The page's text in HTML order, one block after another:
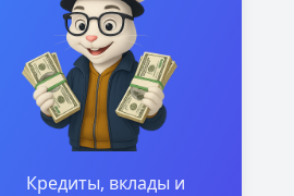
Кредиты, вклады и